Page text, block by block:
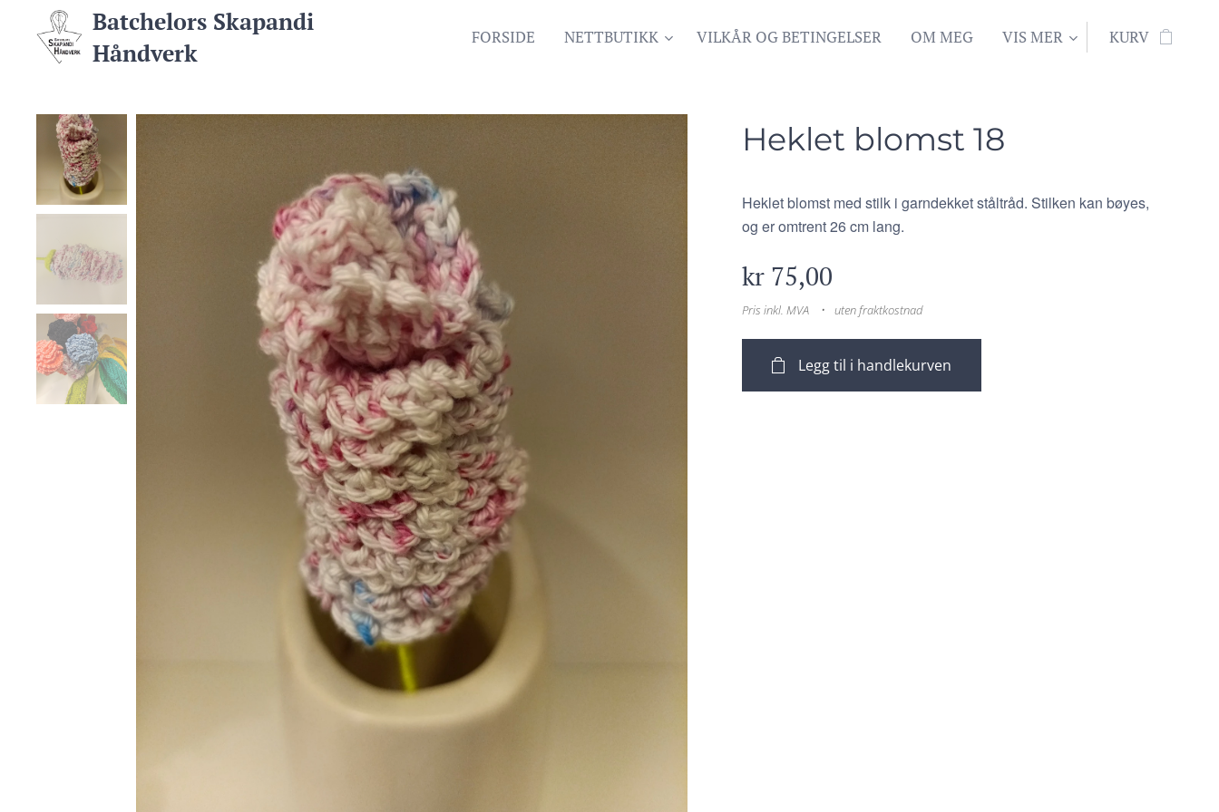
Batchelors Skapandi
Håndverk
FORSIDE NETTBUTIKK VILKÅR OG BETINGELSER OM MEG VIS MER KURV
Heklet blomst 18
Heklet blomst med stilk i garndekket ståltråd. Stilken kan bøyes,
og er omtrent 26 cm lang.
kr 75,00
Pris inkl. MVA uten fraktkostnad
Legg til i handlekurven